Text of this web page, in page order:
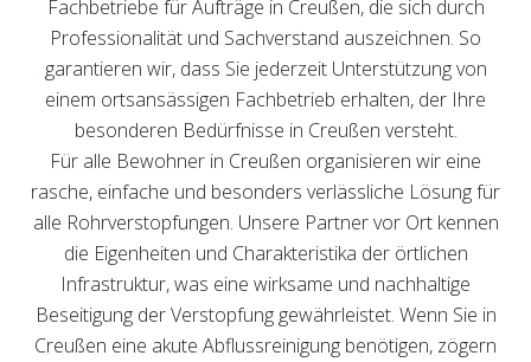
Fachbetriebe für Aufträge in Creußen, die sich durch
Professionalität und Sachverstand auszeichnen. So
garantieren wir, dass Sie jederzeit Unterstützung von
einem ortsansässigen Fachbetrieb erhalten, der Ihre
besonderen Bedürfnisse in Creußen versteht.
Für alle Bewohner in Creußen organisieren wir eine
rasche, einfache und besonders verlässliche Lösung für
alle Rohrverstopfungen. Unsere Partner vor Ort kennen
die Eigenheiten und Charakteristika der örtlichen
Infrastruktur, was eine wirksame und nachhaltige
Beseitigung der Verstopfung gewährleistet. Wenn Sie in
Creußen eine akute Abflussreinigung benötigen, zögern